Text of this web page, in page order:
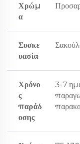
Χρώμ
α
Συσκε
υασία
Χρόνο
ς
παράδ
οσης
3-7